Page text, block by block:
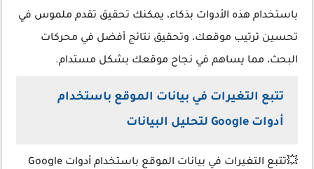
باستخدام هذه الأدوات بذكاء، يمكنك تحقيق تقدم ملموس في
تحسين ترتيب موقعك، وتحقيق نتائج أفضل في محركات
البحث، مما يساهم في نجاح موقعك بشكل مستدام.
تتبع التغيرات في بيانات الموقع باستخدام
أدوات Google لتحليل البيانات
💥تتبع التغيرات في بيانات الموقع باستخدام أدوات Google